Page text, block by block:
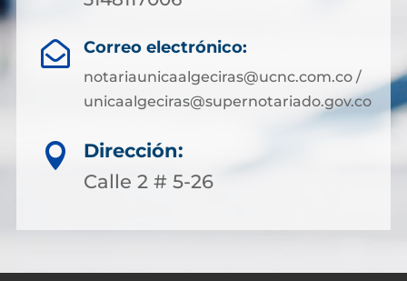
 Correo electrónico:
notariaunicaalgeciras@ucnc.com.co /
unicaalgeciras@supernotariado.gov.co

Dirección:
Calle 2 # 5-26